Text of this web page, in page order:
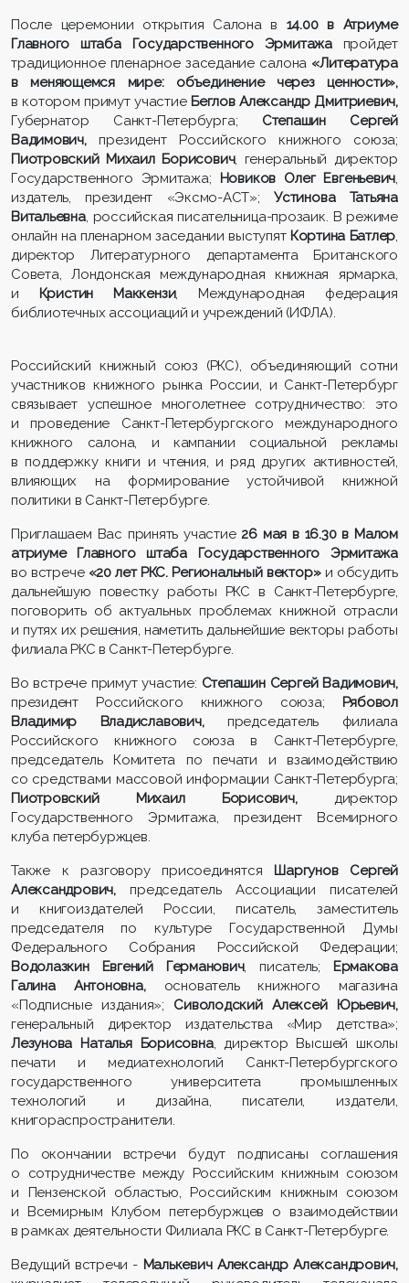
После церемонии открытия Салона в 14.00 в Атриуме
Главного штаба Государственного Эрмитажапройдет
традиционное пленарное заседание салона «Литература
в меняющемся мире: объединение через ценности»,
в котором примут участие Беглов Александр Дмитриевич,
Губернатор Санкт-Петербурга; Степашин Сергей
Вадимович,президент Российского книжного союза;
Пиотровский Михаил Борисович, генеральный директор
Государственного Эрмитажа; Новиков Олег Евгеньевич,
издатель, президент «Эксмо-АСТ»;Устинова Татьяна
Витальевна, российская писательница-прозаик. В режиме
онлайн на пленарном заседании выступят Кортина Батлер,
директор Литературного департамента Британского
Совета, Лондонская международная книжная ярмарка,
и Кристин Маккензи, Международная федерация
библиотечных ассоциаций и учреждений (ИФЛА).
Российский книжный союз (РКС), объединяющий сотни
участников книжного рынка России, и Санкт-Петербург
связывает успешное многолетнее сотрудничество: это
и проведение Санкт-Петербургского международного
книжного салона, и кампании социальной рекламы
в поддержку книги и чтения, и ряд других активностей,
влияющих на формирование устойчивой книжной
политики в Санкт-Петербурге.
Приглашаем Вас принять участие 26 мая в 16.30 в Малом
атриуме Главного штаба Государственного Эрмитажа
во встрече «20 лет РКС. Региональный вектор»и обсудить
дальнейшую повестку работы РКС в Санкт-Петербурге,
поговорить об актуальных проблемах книжной отрасли
и путях их решения, наметить дальнейшие векторы работы
филиала РКС в Санкт-Петербурге.
Во встрече примут участие: Степашин Сергей Вадимович,
президент Российского книжного союза; Рябовол
Владимир Владиславович,председатель филиала
Российского книжного союза в Санкт-Петербурге,
председатель Комитета по печати и взаимодействию
со средствами массовой информации Санкт-Петербурга;
Пиотровский Михаил Борисович,директор
Государственного Эрмитажа, президент Всемирного
клуба петербуржцев.
Также к разговору присоединятся Шаргунов Сергей
Александрович,председатель Ассоциации писателей
и книгоиздателей России, писатель, заместитель
председателя по культуре Государственной Думы
Федерального Собрания Российской Федерации;
Водолазкин Евгений Германович, писатель; Ермакова
Галина Антоновна,основатель книжного магазина
«Подписные издания»; Сиволодский Алексей Юрьевич,
генеральный директор издательства «Мир детства»;
Лезунова Наталья Борисовна, директор Высшей школы
печати и медиатехнологий Санкт-Петербургского
государственного университета промышленных
технологий и дизайна, писатели, издатели,
книгораспространители.
По окончании встречи будут подписаны соглашения
о сотрудничестве между Российским книжным союзом
и Пензенской областью, Российским книжным союзом
и Всемирным Клубом петербуржцев о взаимодействии
в рамках деятельности Филиала РКС в Санкт-Петербурге.
Ведущий встречи - Малькевич Александр Александрович,